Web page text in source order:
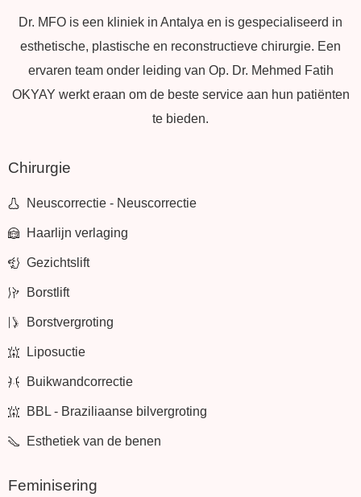
Dr. MFO is een kliniek in Antalya en is gespecialiseerd in
esthetische, plastische en reconstructieve chirurgie. Een
ervaren team onder leiding van Op. Dr. Mehmed Fatih
OKYAY werkt eraan om de beste service aan hun patiënten
te bieden.
Chirurgie
Neuscorrectie - Neuscorrectie
Haarlijn verlaging
Gezichtslift
Borstlift
Borstvergroting
Liposuctie
Buikwandcorrectie
BBL - Braziliaanse bilvergroting
Esthetiek van de benen
Feminisering